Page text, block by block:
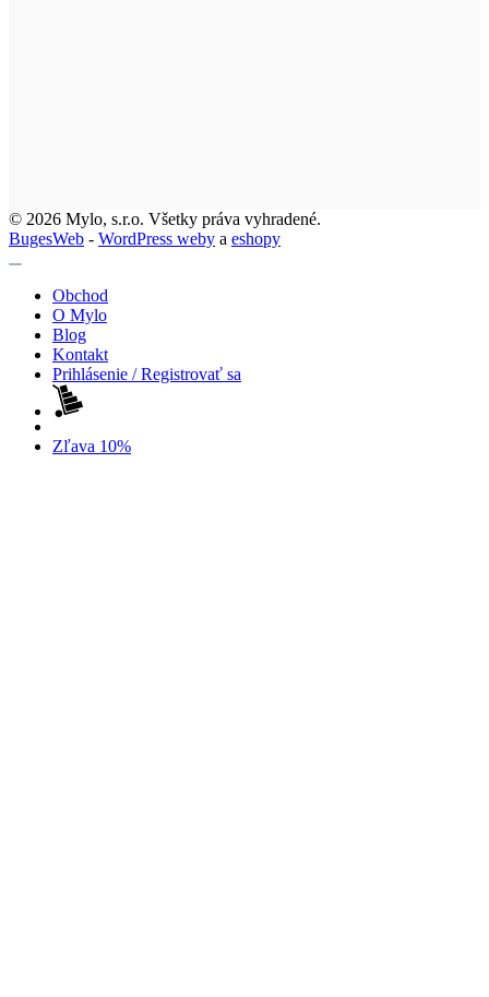
© 2026 Mylo, s.r.o. Všetky práva vyhradené.
BugesWeb - WordPress weby a eshopy
Obchod
O Mylo
Blog
Kontakt
Prihlásenie / Registrovať sa
Zľava 10%